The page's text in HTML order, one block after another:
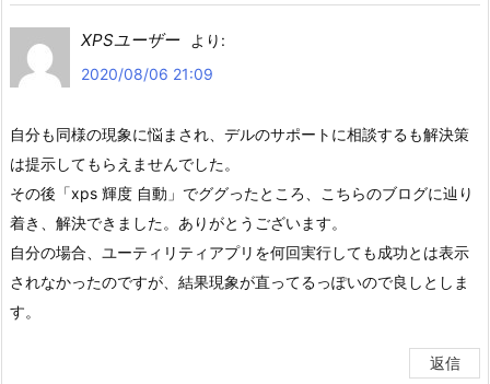
XPSユーザー
より:
2020/08/06 21:09
自分も同様の現象に悩まされ、デルのサポートに相談するも解決策
は提示してもらえませんでした。
その後「xps 輝度 自動」でググったところ、こちらのブログに辿り
着き、解決できました。ありがとうございます。
自分の場合、ユーティリティアプリを何回実行しても成功とは表示
されなかったのですが、結果現象が直ってるっぽいので良しとしま
す。
返信